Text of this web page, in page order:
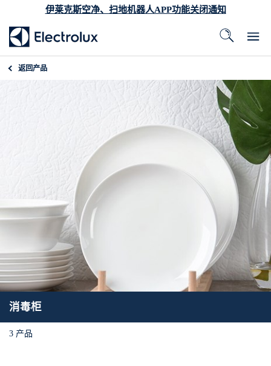
伊莱克斯空净、扫地机器人APP功能关闭通知
返回产品
消毒柜
3 产品